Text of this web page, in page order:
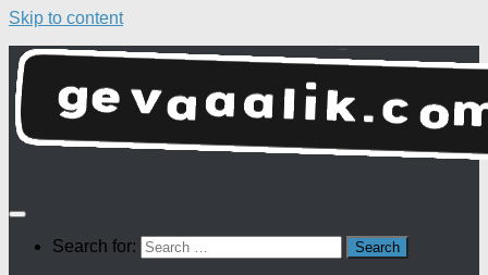
Skip to content
Search for: